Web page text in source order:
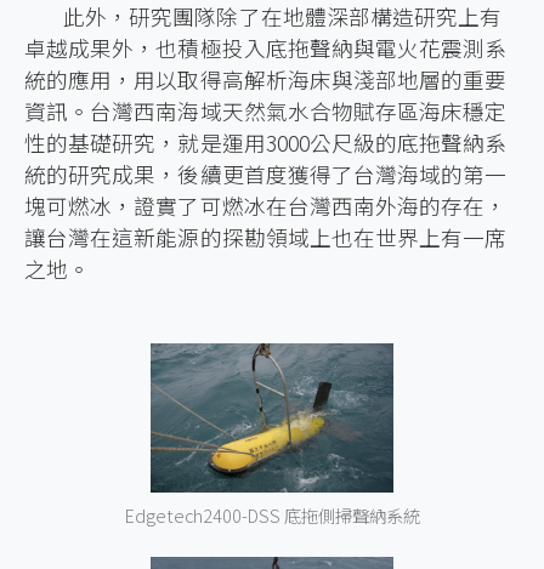
此外，研究團隊除了在地體深部構造研究上有
卓越成果外，也積極投入底拖聲納與電火花震測系
統的應用，用以取得高解析海床與淺部地層的重要
資訊。台灣西南海域天然氣水合物賦存區海床穩定
性的基礎研究，就是運用3000公尺級的底拖聲納系
統的研究成果，後續更首度獲得了台灣海域的第一
塊可燃冰，證實了可燃冰在台灣西南外海的存在，
讓台灣在這新能源的探勘領域上也在世界上有一席
之地。
Edgetech2400-DSS 底拖側掃聲納系統